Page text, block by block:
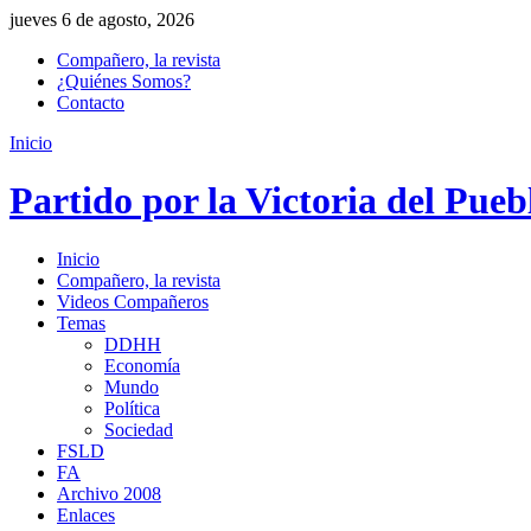
jueves 6 de agosto, 2026
Compañero, la revista
¿Quiénes Somos?
Contacto
Inicio
Partido por la Victoria del
Inicio
Compañero, la revista
Videos Compañeros
Temas
DDHH
Economía
Mundo
Política
Sociedad
FSLD
FA
Archivo 2008
Enlaces